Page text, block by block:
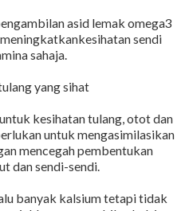
asid lemak omega3
sendi
sahaja.
yang sihat
kesihatan tulang, otot dan
untuk mengasimilasikan
mencegah pembentukan
dan sendi-sendi.
banyak kalsium tetapi tidak